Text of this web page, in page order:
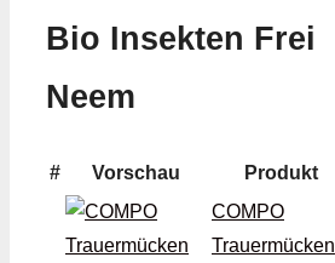
Bio Insekten Frei
Neem
# Vorschau Produkt
COMPO
Trauermücken